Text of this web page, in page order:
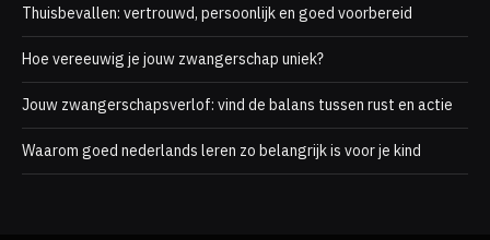
Thuisbevallen: vertrouwd, persoonlijk en goed voorbereid
Hoe vereeuwig je jouw zwangerschap uniek?
Jouw zwangerschapsverlof: vind de balans tussen rust en actie
Waarom goed nederlands leren zo belangrijk is voor je kind